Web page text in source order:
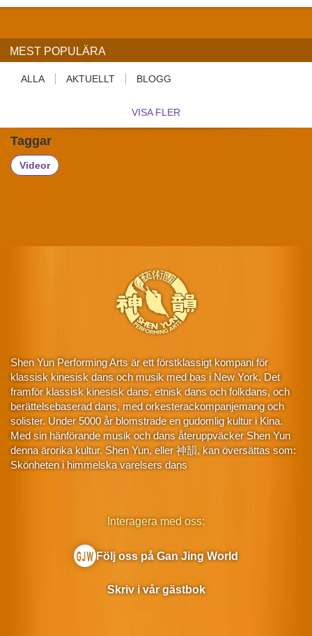
MEST POPULÄRA
ALLA AKTUELLT BLOGG
VISA FLER
Taggar
Videor
Shen Yun Performing Arts är ett förstklassigt kompani för
klassisk kinesisk dans och musik med bas i New York. Det
framför klassisk kinesisk dans, etnisk dans och folkdans, och
berättelsebaserad dans, med orkesterackompanjemang och
solister. Under 5000 år blomstrade en gudomlig kultur i Kina.
Med sin hänförande musik och dans återuppväcker Shen Yun
denna ärorika kultur. Shen Yun, eller 神韻, kan översättas som:
Skönheten i himmelska varelsers dans
Interagera med oss:
Följ oss på Gan Jing World
Skriv i vår gästbok